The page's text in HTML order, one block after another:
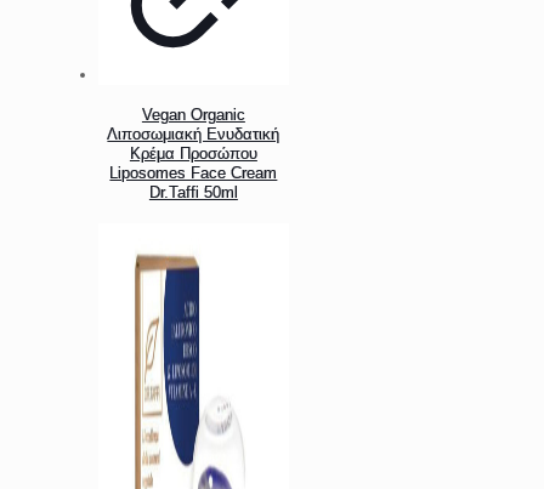
Vegan Organic
Λιποσωμιακή Ενυδατική
Κρέμα Προσώπου
Liposomes Face Cream
Dr.Taffi 50ml